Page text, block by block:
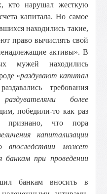
кто нарушал жесткую
капитала. Но самое
находились такие,
право вычислять свой
активы». В
мужей находились
«раздувают капитал
требования
более
победили-то как раз
признано, что пора
капитализации
впоследствии может
банкам при проведении
банкам вносить в